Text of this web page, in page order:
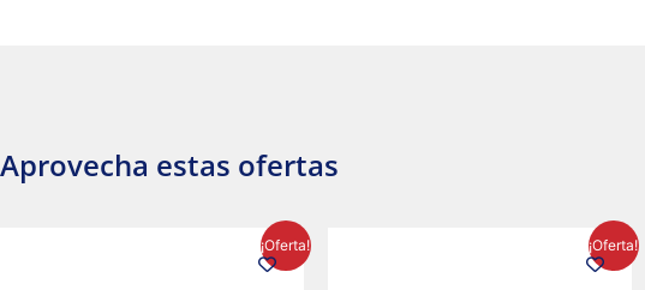
Aprovecha estas ofertas
¡Oferta!
precio
actual
¡Oferta!
precio
actual